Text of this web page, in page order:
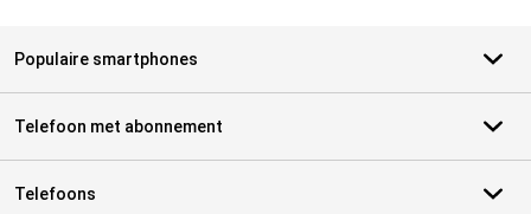
Populaire smartphones
Telefoon met abonnement
Telefoons